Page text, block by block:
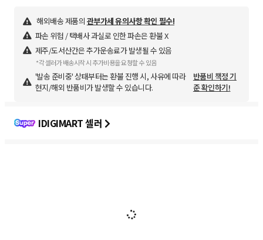
해외배송 제품의 관부가세 유의사항 확인 필수!
파손 위험 / 택배사 과실로 인한 파손은 환불 X
제주/도서산간은 추가운송료가 발생될 수 있음
*각 셀러가 배송시작 시 추가비용을 요청할 수 있음
'발송 준비중' 상태부터는 환불 진행 시, 사유에 따라
현지/해외 반품비가 발생할 수 있습니다.
반품비 책정 기
준 확인하기!
IDIGIMART 셀러